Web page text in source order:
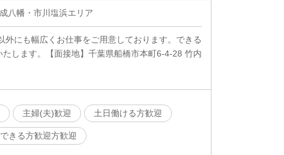
八幡・市川塩浜エリア
にも幅広くお仕事をご用意しております。できる
します。【面接地】千葉県船橋市本町6-4-28 竹内
主婦(夫)歓迎 土日働ける方歓迎
きる方歓迎方歓迎